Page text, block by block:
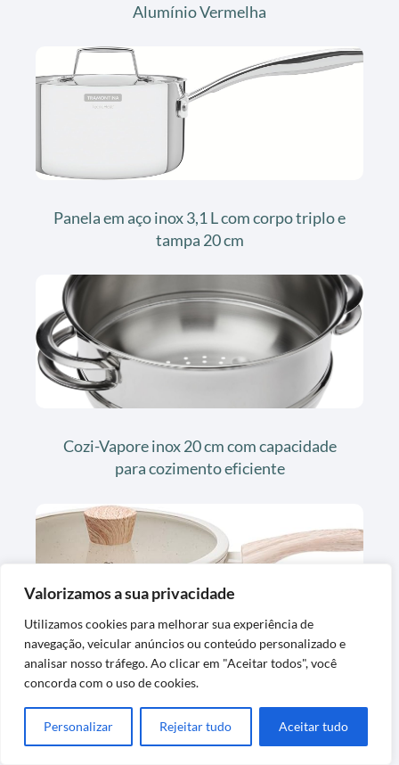
Valorizamos a sua privacidade
Utilizamos cookies para melhorar sua experiência de
navegação, veicular anúncios ou conteúdo personalizado e
analisar nosso tráfego. Ao clicar em "Aceitar todos", você
concorda com o uso de cookies.
Personalizar Rejeitar tudo Aceitar tudo
Alumínio Vermelha
Panela em aço inox 3,1 L com corpo triplo e
tampa 20 cm
Cozi-Vapore inox 20 cm com capacidade
para cozimento eficiente
Wok 28cm 3,4L com Tampa e Fundo de